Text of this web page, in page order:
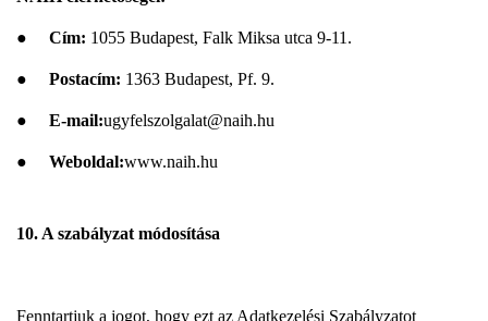
● Cím: 1055 Budapest, Falk Miksa utca 9-11.
● Postacím: 1363 Budapest, Pf. 9.
● E-mail:ugyfelszolgalat@naih.hu
● Weboldal:www.naih.hu
10. A szabályzat módosítása
Fenntartjuk a jogot, hogy ezt az Adatkezelési Szabályzatot